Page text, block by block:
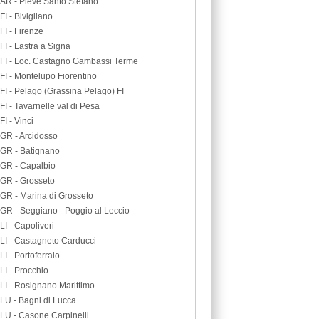
FI - Bivigliano
FI - Firenze
FI - Lastra a Signa
FI - Loc. Castagno Gambassi Terme
FI - Montelupo Fiorentino
FI - Pelago (Grassina Pelago) FI
FI - Tavarnelle val di Pesa
FI - Vinci
GR - Arcidosso
GR - Batignano
GR - Capalbio
GR - Grosseto
GR - Marina di Grosseto
GR - Seggiano - Poggio al Leccio
LI - Capoliveri
LI - Castagneto Carducci
LI - Portoferraio
LI - Procchio
LI - Rosignano Marittimo
LU - Bagni di Lucca
LU - Casone Carpinelli